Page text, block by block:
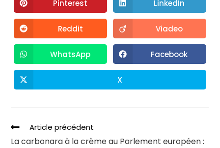
Pinterest LinkedIn
Reddit Viadeo
WhatsApp Facebook
X
Article précédent
La carbonara à la crème au Parlement européen :